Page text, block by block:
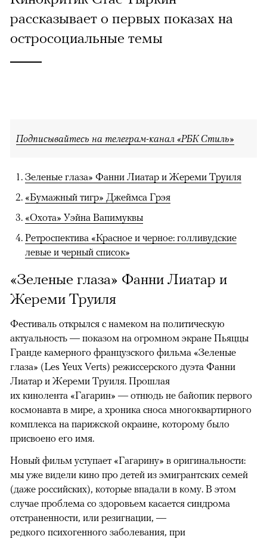
рассказывает о первых показах на
остросоциальные темы
Подписывайтесь на телеграм-канал «РБК Стиль»
Зеленые глаза» Фанни Лиатар и Жереми Труиля
«Бумажный тигр» Джеймса Грэя
«Охота» Уэйна Вапимуквы
Ретроспектива «Красное и черное: голливудские
левые и черный список»
«Зеленые глаза» Фанни Лиатар и
Жереми Труиля
Фестиваль открылся с намеком на политическую
актуальность — показом на огромном экране Пьяццы
Гранде камерного французского фильма «Зеленые
глаза» (Les Yeux Verts) режиссерского дуэта Фанни
Лиатар и Жереми Труиля. Прошлая
их кинолента «Гагарин» — отнюдь не байопик первого
космонавта в мире, а хроника сноса многоквартирного
комплекса на парижской окраине, которому было
присвоено его имя.
Новый фильм уступает «Гагарину» в оригинальности:
мы уже видели кино про детей из эмигрантских семей
(даже российских), которые впадали в кому. В этом
случае проблема со здоровьем касается синдрома
отстраненности, или резигнации, —
редкого психогенного заболевания, при